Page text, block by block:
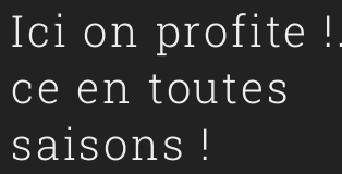
Ici on profite
ce en toutes
saisons !